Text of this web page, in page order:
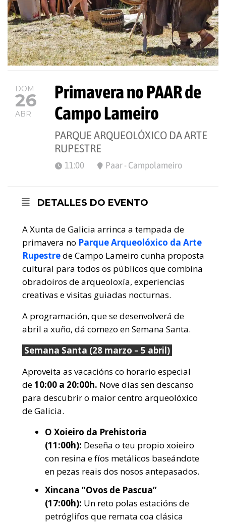
DOM
26
ABR
Primavera no PAAR de
Campo Lameiro
PARQUE ARQUEOLÓXICO DA ARTE
RUPESTRE
11:00 Paar - Campolameiro
DETALLES DO EVENTO
A Xunta de Galicia arrinca a tempada de
primavera no Parque Arqueolóxico da Arte
Rupestrede Campo Lameiro cunha proposta
cultural para todos os públicos que combina
obradoiros de arqueoloxía, experiencias
creativas e visitas guiadas nocturnas.
A programación, que se desenvolverá de
abril a xuño, dá comezo en Semana Santa.
Semana Santa (28 marzo – 5 abril)
Aproveita as vacacións co horario especial
de10:00 a 20:00h. Nove días sen descanso
para descubrir o maior centro arqueolóxico
de Galicia.
O Xoieiro da Prehistoria
(11:00h): Deseña o teu propio xoieiro
con resina e fíos metálicos baseándote
en pezas reais dos nosos antepasados.
Xincana “Ovos de Pascua”
(17:00h): Un reto polas estacións de
petróglifos que remata coa clásica